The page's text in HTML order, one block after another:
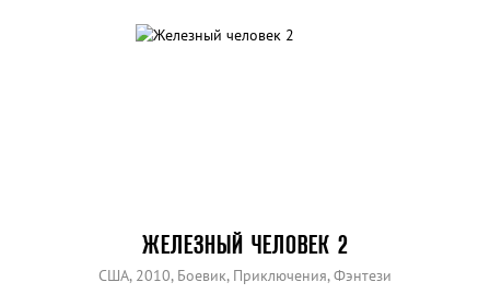
ЖЕЛЕЗНЫЙ ЧЕЛОВЕК 2
США, 2010, Боевик, Приключения, Фэнтези